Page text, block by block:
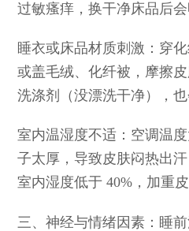
过敏瘙痒，换干净床品后会
睡衣或床品材质刺激：穿
或盖毛绒、化纤被，摩擦
洗涤剂（没漂洗干净），也
室内温湿度不适：空调温
子太厚，导致皮肤闷热出
室内湿度低于 40%，加重
三、神经与情绪因素：睡